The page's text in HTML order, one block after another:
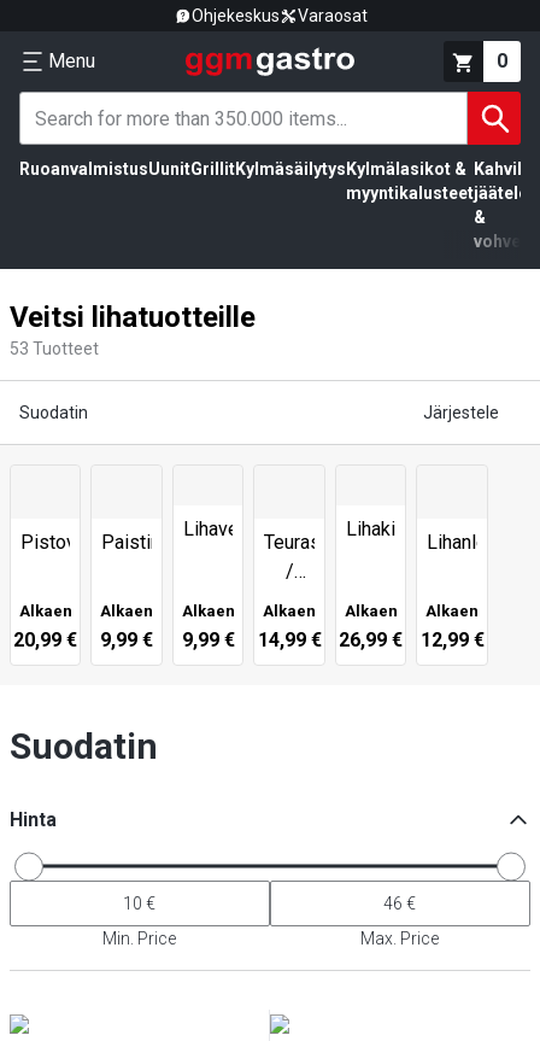
Ohjekeskus Varaosat
Menu 0
RuoanvalmistusUunitGrillitKylmäsäilytys Kylmälasikot &
myyntikalusteet
Kahvila,
jäätelö
&
vohvelit
Veitsi lihatuotteille
53 Tuotteet
Suodatin Järjestele
Pistoveitset
Alkaen
20,99 €
Paistinveitsi
Alkaen
9,99 €
Lihaveitsi
Alkaen
9,99 €
Teurastus-
/
kinkkuveitsi
Alkaen
14,99 €
Lihakirves
Alkaen
26,99 €
Alkaen
12,99 €
Suodatin
Hinta
Min. Price Max. Price